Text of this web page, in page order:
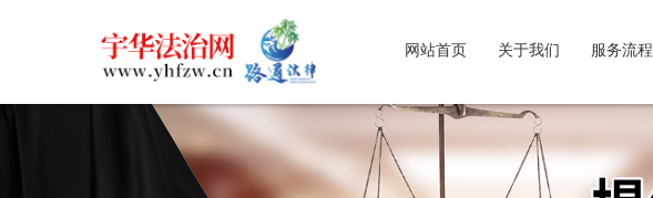
网站首页 关于我们 服务流程